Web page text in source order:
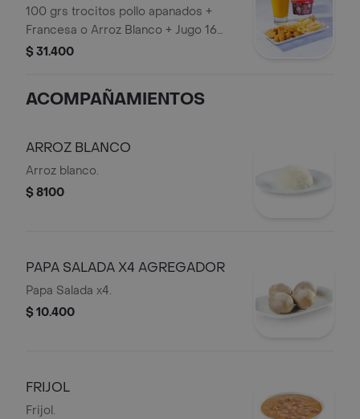
HELADO
100 grs trocitos pollo apanados +
Francesa o Arroz Blanco + Jugo 16
onzas (Mora o Mango) + + Vaso de
$ 31.400
ACOMPAÑAMIENTOS
ARROZ BLANCO
Arroz blanco.
$ 8100
PAPA SALADA X4 AGREGADOR
Papa Salada x4.
$ 10.400
FRIJOL
Frijol.